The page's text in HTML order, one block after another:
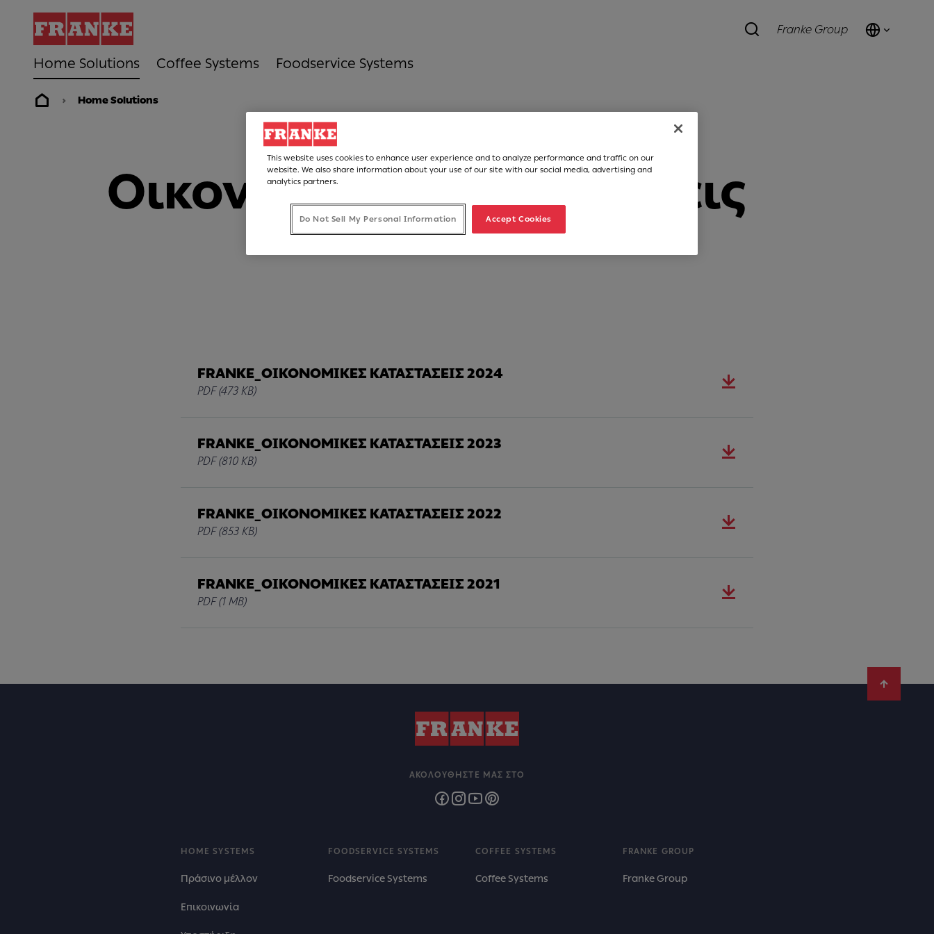
Home Solutions Coffee Systems Foodservice Systems
Franke Group
Home Solutions
Οικονομικές Καταστάσεις
FRANKE_ΟΙΚΟΝΟΜΙΚΕΣ ΚΑΤΑΣΤΑΣΕΙΣ 2024
PDF(473 KB)
FRANKE_ΟΙΚΟΝΟΜΙΚΕΣ ΚΑΤΑΣΤΑΣΕΙΣ 2023
PDF(810 KB)
FRANKE_ΟΙΚΟΝΟΜΙΚΕΣ ΚΑΤΑΣΤΑΣΕΙΣ 2022
PDF(853 KB)
FRANKE_ΟΙΚΟΝΟΜΙΚΕΣ ΚΑΤΑΣΤΑΣΕΙΣ 2021
PDF(1 MB)
HOME SYSTEMS
Πράσινο μέλλον
Επικοινωνία
FOODSERVICE SYSTEMS
Foodservice Systems
COFFEE SYSTEMS
Coffee Systems
FRANKE GROUP
Franke Group
ΑΚΟΛΟΥΘΉΣΤΕ ΜΑΣ ΣΤΟ
This website uses cookies to enhance user experience and to analyze performance and traffic on our
website. We also share information about your use of our site with our social media, advertising and
analytics partners.
Do Not Sell My Personal Information Accept Cookies